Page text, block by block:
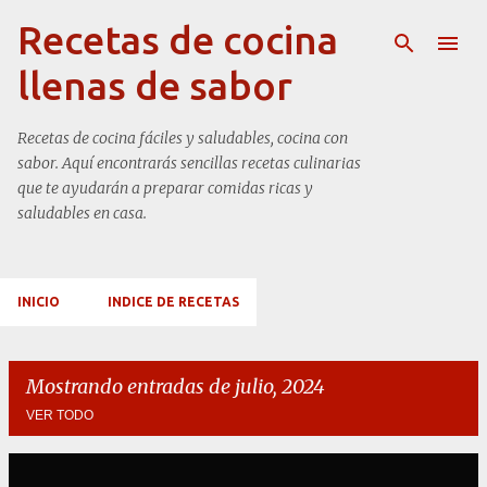
Ir al contenido principal
Recetas de cocina
llenas de sabor
Recetas de cocina fáciles y saludables, cocina con
sabor. Aquí encontrarás sencillas recetas culinarias
que te ayudarán a preparar comidas ricas y
saludables en casa.
INICIO INDICE DE RECETAS
Mostrando entradas de julio, 2024
VER TODO